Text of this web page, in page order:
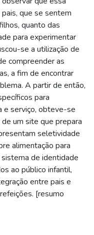
que se sentem
quanto das
para experimentar
se a utilização de
compreender as
a fim de encontrar
A partir de então,
para
e serviço, obteve-se
um site que prepara
seletividade
alimentação para
de identidade
ao público infantil,
entre pais e
[resumo